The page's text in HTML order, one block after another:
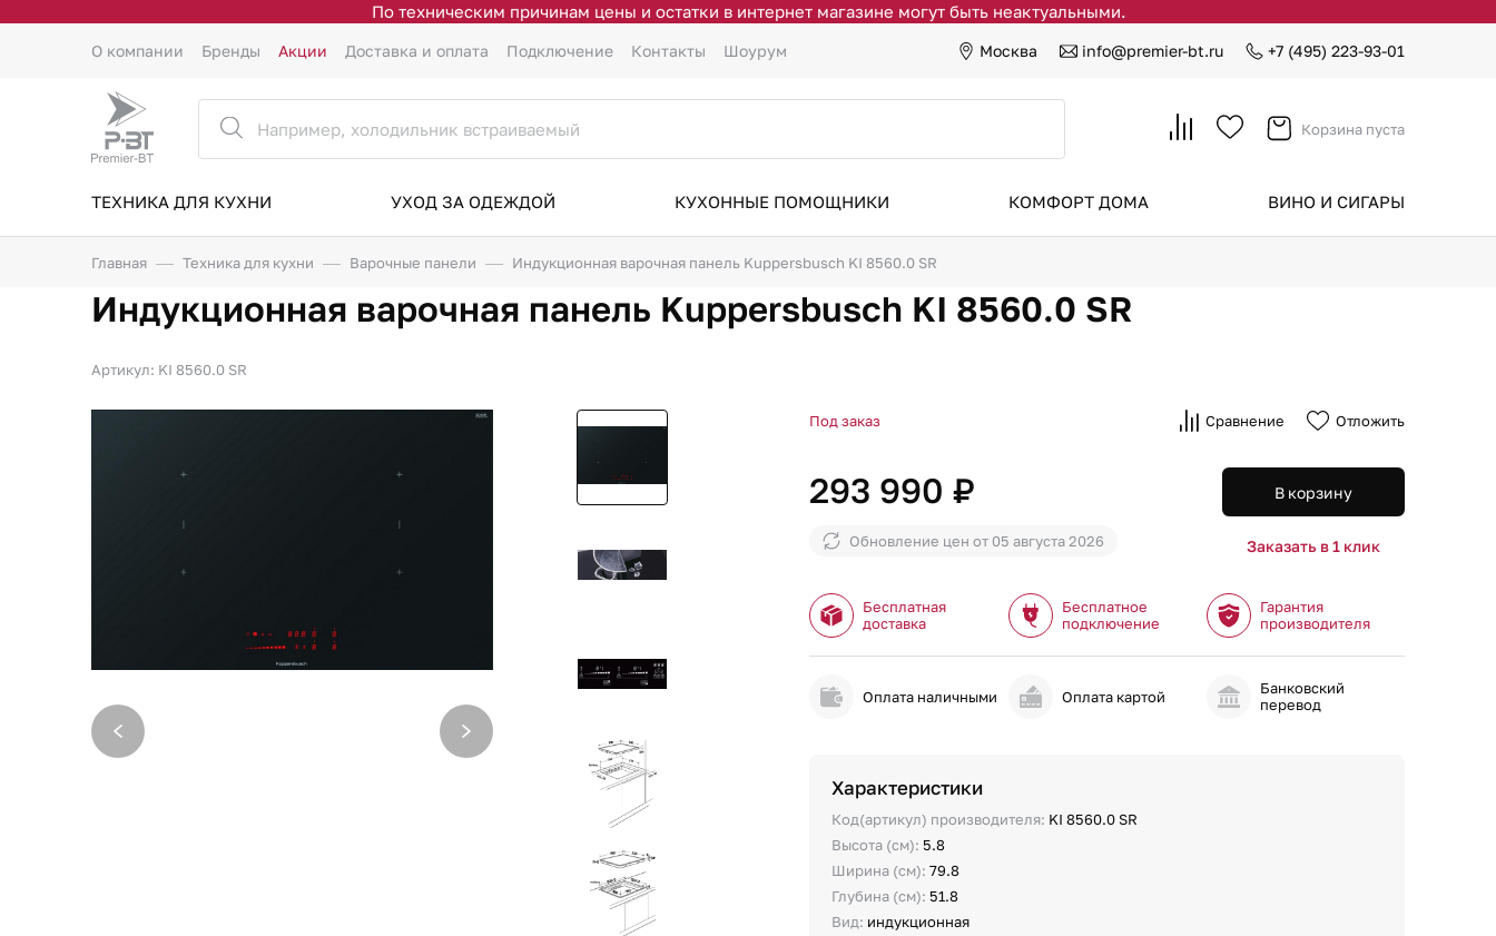
По техническим причинам цены и остатки в интернет магазине могут быть неактуальными.
О компании Бренды Акции Доставка и оплата Подключение Контакты Шоурум Москва info@premier-bt.ru +7 (495) 223-93-01
Корзина пуста
ТЕХНИКА ДЛЯ КУХНИ УХОД ЗА ОДЕЖДОЙ КУХОННЫЕ ПОМОЩНИКИ КОМФОРТ ДОМА ВИНО И СИГАРЫ
Главная Техника для кухни Варочные панели Индукционная варочная панель Kuppersbusch KI 8560.0 SR
Индукционная варочная панель Kuppersbusch KI 8560.0 SR
Артикул: KI 8560.0 SR
Под заказ Сравнение Отложить
293 990 ₽
Обновление цен от 05 августа 2026
В корзину
Заказать в 1 клик
Бесплатная
доставка
Бесплатное
подключение
Гарантия
производителя
Оплата наличными Оплата картой
Банковский
перевод
Характеристики
Код(артикул) производителя: KI 8560.0 SR
Высота (см): 5.8
Ширина (см):79.8
Глубина (см): 51.8
Вид: индукционная